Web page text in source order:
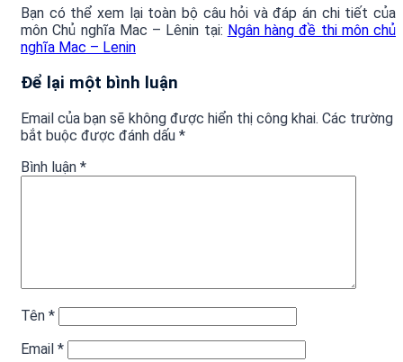
Bạn có thể xem lại toàn bộ câu hỏi và đáp án chi tiết của
môn Chủ nghĩa Mac – Lênin tại: Ngân hàng đề thi môn chủ
nghĩa Mac – Lenin
Để lại một bình luận
Email của bạn sẽ không được hiển thị công khai. Các trường
bắt buộc được đánh dấu *
Bình luận *
Tên *
Email *